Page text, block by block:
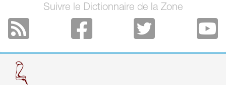
Suivre le Dictionnaire de la Zone